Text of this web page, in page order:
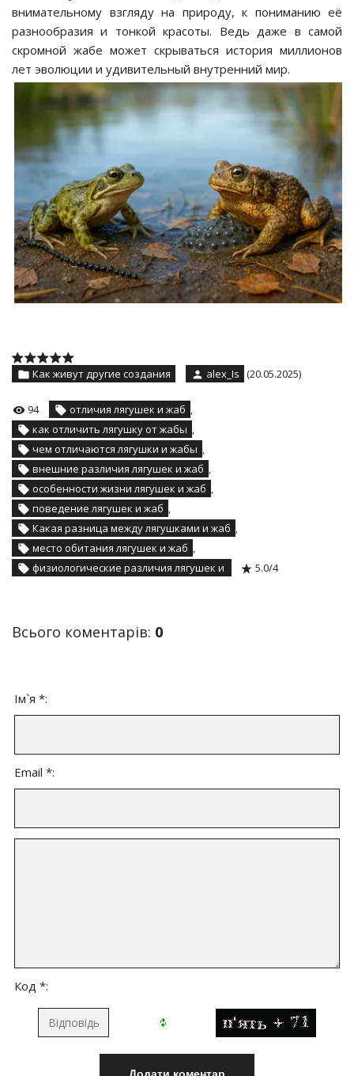
внимательному взгляду на природу, к пониманию её
разнообразия и тонкой красоты. Ведь даже в самой
скромной жабе может скрываться история миллионов
лет эволюции и удивительный внутренний мир.
Как живут другие создания alex_Is (20.05.2025)
94 отличия лягушек и жаб ,
как отличить лягушку от жабы ,
чем отличаются лягушки и жабы ,
внешние различия лягушек и жаб ,
особенности жизни лягушек и жаб ,
поведение лягушек и жаб ,
Какая разница между лягушками и жаб ,
место обитания лягушек и жаб ,
физиологические различия лягушек и
5.0/4
Всього коментарів: 0
Ім`я *:
Email *:
Код *: